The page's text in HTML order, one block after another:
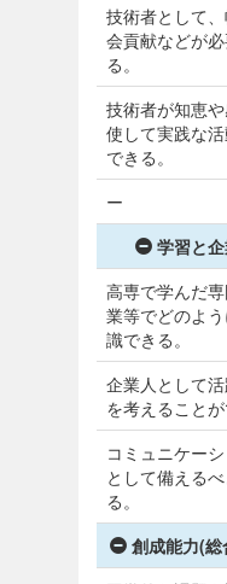
技術者として
会貢献などが
る。
技術者が知恵
使して実践な
できる。
ー
学習と
高専で学んだ
業等でどのよ
識できる。
企業人として
を考えることが
コミュニケー
として備える
る。
創成能力(